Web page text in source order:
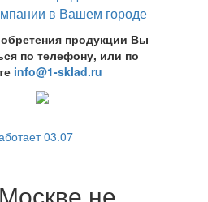
продукции Вы
по телефону, или по
info@1-sklad.ru
03.07